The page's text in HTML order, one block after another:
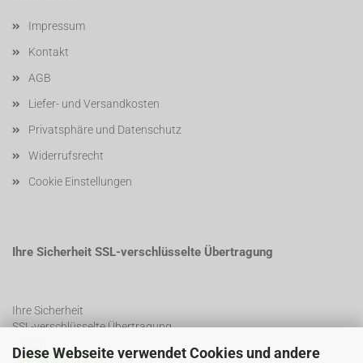
Diese Webseite verwendet Cookies und andere
Impressum
Kontakt
AGB
Liefer- und Versandkosten
Privatsphäre und Datenschutz
Widerrufsrecht
Cookie Einstellungen
Ihre Sicherheit SSL-verschlüsselte Übertragung
Ihre Sicherheit
SSL-verschlüsselte Übertragung